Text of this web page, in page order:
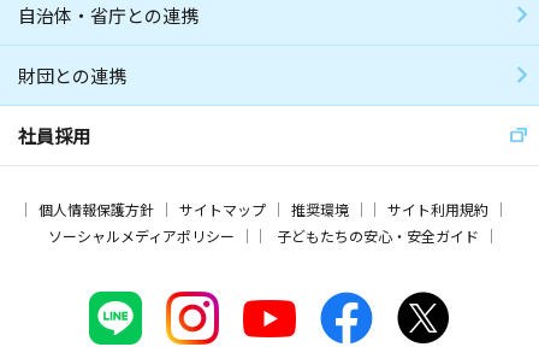
自治体・省庁との連携
財団との連携
社員採用
個人情報保護方針 サイトマップ 推奨環境
サイト利用規約
ソーシャルメディアポリシー
子どもたちの安心・安全ガイド